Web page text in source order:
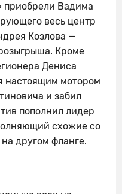
приобрели Вадима
весь центр
Козлова —
Кроме
Дениса
настоящим мотором
и забил
пополнил лидер
схожие со
другом фланге.